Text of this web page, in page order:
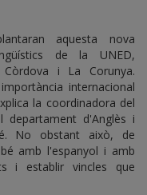
aquesta nova
de la UNED,
i La Corunya.
internacional
la coordinadora del
d'Anglès i
No obstant això, de
amb l'espanyol i amb
i establir vincles que